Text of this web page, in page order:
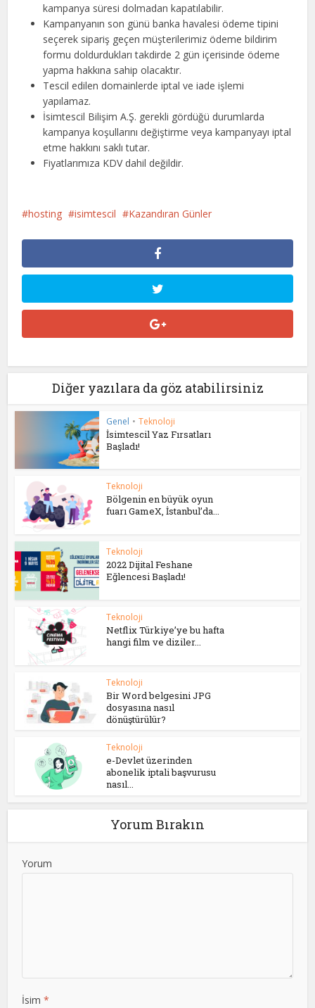
kampanya süresi dolmadan kapatılabilir.
Kampanyanın son günü banka havalesi ödeme tipini
seçerek sipariş geçen müşterilerimiz ödeme bildirim
formu doldurdukları takdirde 2 gün içerisinde ödeme
yapma hakkına sahip olacaktır.
Tescil edilen domainlerde iptal ve iade işlemi
yapılamaz.
İsimtescil Bilişim A.Ş. gerekli gördüğü durumlarda
kampanya koşullarını değiştirme veya kampanyayı iptal
etme hakkını saklı tutar.
Fiyatlarımıza KDV dahil değildir.
hosting isimtescil Kazandıran Günler
Diğer yazılara da göz atabilirsiniz
Genel • Teknoloji
İsimtescil Yaz Fırsatları
Başladı!
Teknoloji
Bölgenin en büyük oyun
fuarı GameX, İstanbul’da...
Teknoloji
2022 Dijital Feshane
Eğlencesi Başladı!
Teknoloji
Netflix Türkiye’ye bu hafta
hangi film ve diziler...
Teknoloji
Bir Word belgesini JPG
dosyasına nasıl
dönüştürülür?
Teknoloji
e-Devlet üzerinden
abonelik iptali başvurusu
nasıl...
Yorum Bırakın
Yorum
İsim *